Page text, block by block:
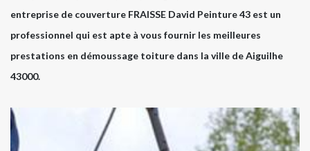
entreprise de couverture FRAISSE David Peinture 43 est un
professionnel qui est apte à vous fournir les meilleures
prestations en démoussage toiture dans la ville de Aiguilhe
43000.